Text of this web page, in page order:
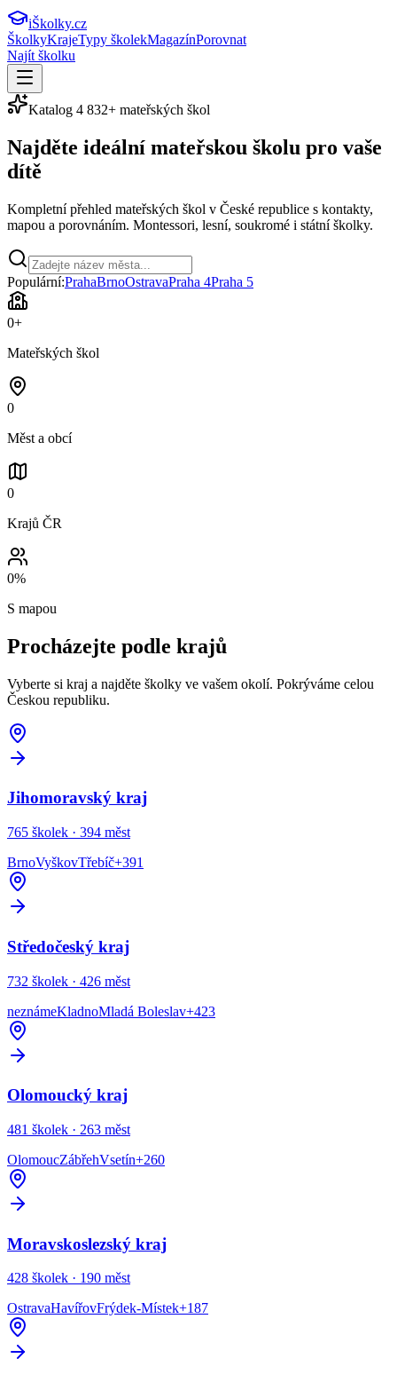
iŠkolky.cz
ŠkolkyKrajeTypy školekMagazínPorovnat
Najít školku
Katalog 4 832+ mateřských škol
Najděte ideální mateřskou školu pro vaše
dítě
Kompletní přehled mateřských škol v České republice s kontakty,
mapou a porovnáním. Montessori, lesní, soukromé i státní školky.
Populární:PrahaBrnoOstravaPraha 4Praha 5
0+
Mateřských škol
0
Měst a obcí
0
Krajů ČR
0%
S mapou
Procházejte podle krajů
Vyberte si kraj a najděte školky ve vašem okolí. Pokrýváme celou
Českou republiku.
Jihomoravský kraj
765 školek · 394 měst
BrnoVyškovTřebíč+391
Středočeský kraj
732 školek · 426 měst
neznámeKladnoMladá Boleslav+423
Olomoucký kraj
481 školek · 263 měst
OlomoucZábřehVsetín+260
Moravskoslezský kraj
428 školek · 190 měst
OstravaHavířovFrýdek-Místek+187